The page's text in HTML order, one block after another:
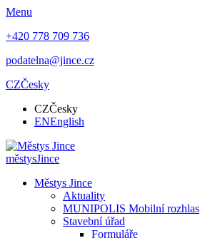
Menu
+420 778 709 736
podatelna@jince.cz
CZČesky
CZČesky
ENEnglish
městysJince
Městys Jince
Aktuality
MUNIPOLIS Mobilní rozhlas
Stavební úřad
Formuláře